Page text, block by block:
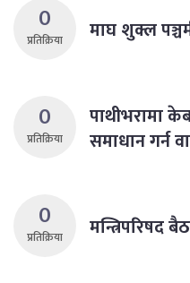
0
प्रतिक्रिया माघ शुक्ल
0
प्रतिक्रिया
पाथीभरामा
समाधान गर्न
0
प्रतिक्रिया मन्त्रिपरिषद